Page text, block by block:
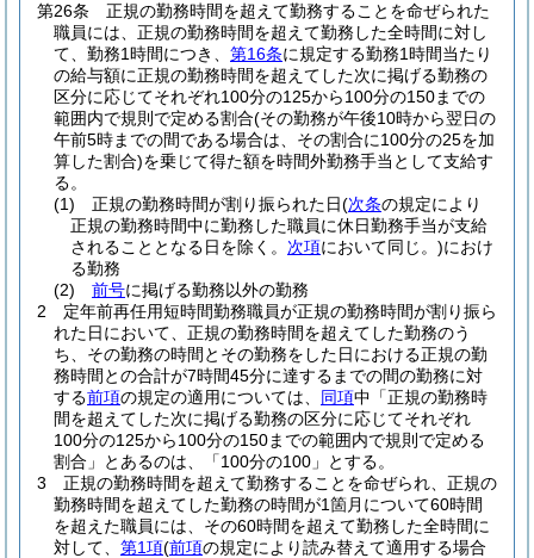
第26条
正規の勤務時間を超えて勤務することを命ぜられた
職員には、正規の勤務時間を超えて勤務した全時間に対し
て、勤務1時間につき、 第16条に規定する勤務1時間当たり
の給与額に正規の勤務時間を超えてした次に掲げる勤務の
区分に応じてそれぞれ100分の125から100分の150までの
範囲内で規則で定める割合(その勤務が午後10時から翌日の
午前5時までの間である場合は、その割合に100分の25を加
算した割合)を乗じて得た額を時間外勤務手当として支給す
る。
(1)
正規の勤務時間が割り振られた日(次条の規定により
正規の勤務時間中に勤務した職員に休日勤務手当が支給
されることとなる日を除く。 次項において同じ。)におけ
る勤務
(2)
前号に掲げる勤務以外の勤務
2
定年前再任用短時間勤務職員が正規の勤務時間が割り振ら
れた日において、正規の勤務時間を超えてした勤務のう
ち、その勤務の時間とその勤務をした日における正規の勤
務時間との合計が7時間45分に達するまでの間の勤務に対
する前項の規定の適用については、 同項中「正規の勤務時
間を超えてした次に掲げる勤務の区分に応じてそれぞれ
100分の125から100分の150までの範囲内で規則で定める
割合」とあるのは、「100分の100」とする。
3
正規の勤務時間を超えて勤務することを命ぜられ、正規の
勤務時間を超えてした勤務の時間が1箇月について60時間
を超えた職員には、その60時間を超えて勤務した全時間に
対して、 第1項(前項の規定により読み替えて適用する場合